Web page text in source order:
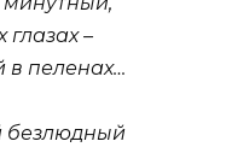
глазах –
пеленах…
безлюдный